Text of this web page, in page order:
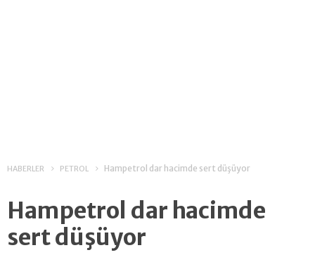
HABERLER PETROL Hampetrol dar hacimde sert düşüyor
Hampetrol dar hacimde
sert düşüyor